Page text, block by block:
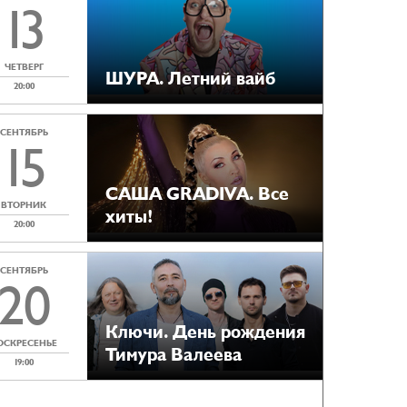
13
ЧЕТВЕРГ
20:00
ШУРА. Летний вайб
СЕНТЯБРЬ
15
ВТОРНИК
20:00
САША GRADIVA. Все
хиты!
СЕНТЯБРЬ
19:00
Ключи. День рождения
Тимура Валеева